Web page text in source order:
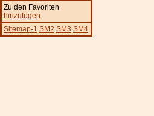
Zu den Favoriten
hinzufügen
Sitemap-1 SM2 SM3 SM4